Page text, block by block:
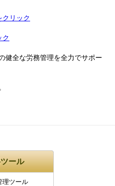
クリック
ク
健全な労務管理を全力でサポー
ール
理ツール